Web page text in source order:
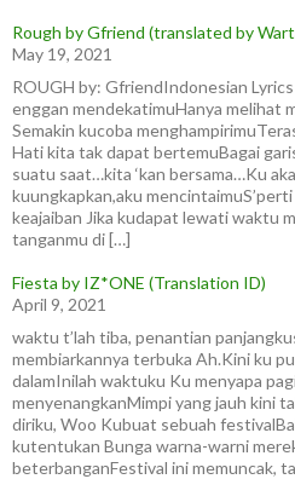
Rough by Gfriend (translated by
May 19, 2021
ROUGH by: GfriendIndonesian
enggan mendekatimuHanya melihat
Semakin kucoba
Hati kita tak dapat bertemuBagai
suatu saat…kita ‘kan bersama…Ku
kuungkapkan,aku
keajaiban Jika kudapat lewati waktu
tanganmu di […]
Fiesta by IZ*ONE (Translation ID)
April 9, 2021
waktu t’lah tiba, penantian
membiarkannya terbuka Ah.Kini ku
dalamInilah waktuku Ku menyapa
menyenangkanMimpi yang jauh kini
diriku, Woo Kubuat sebuah
kutentukan Bunga warna-warni
beterbanganFestival ini memuncak,